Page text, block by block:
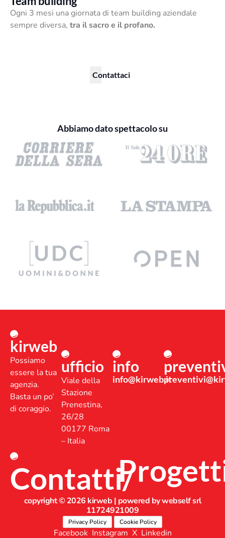
Ogni 3 mesi una giornata di team building aziendale
sempre diversa, tra il sacro e il profano.
Contattaci
Abbiamo dato spettacolo su
kirweb
Possiamo
essere la tua
agenzia.
Basta un po’
di coraggio.
ufficio
Viale della
Stazione
Prenestina,
26/28
00177 Roma
– Italia
info
info@kirweb.it
Contatti/
copyright © 2026 kirweb | powered by webself srl
11724921009
Privacy Policy Cookie Policy
Facebook Instagram X Linkedin